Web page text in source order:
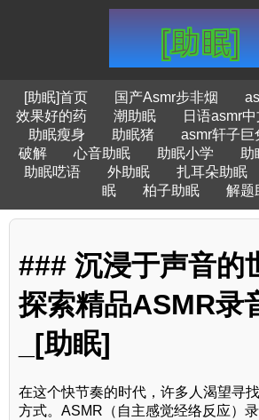
[助眠]首页 国产Asmr步非烟
效果好的药
潮助眠 日语asmr中
助眠瘦身
助眠猪 asmr轩子巨
破解
心音助眠 助眠小学 助
助眠呓语
外助眠 扎耳朵助眠
眠
柏子助眠 解题
### 沉浸于声音
探索精品ASMR录
_[助眠]
在这个快节奏的时代，许多人渴望寻
方式。ASMR（自主感觉经络反应）